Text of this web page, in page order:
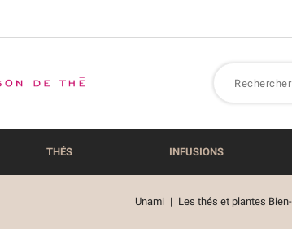
THÉS INFUSIONS
Unami Les thés et plantes